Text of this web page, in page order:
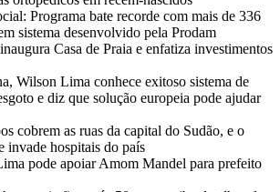
Programa bate recorde com mais de 336
sistema desenvolvido pela Prodam
Casa de Praia e enfatiza investimentos
Wilson Lima conhece exitoso sistema de
e diz que solução europeia pode ajudar
cobrem as ruas da capital do Sudão, e o
invade hospitais do país
pode apoiar Amom Mandel para prefeito